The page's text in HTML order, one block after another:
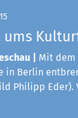
ums
|
Mit dem
in Berlin
Philipp Eder).